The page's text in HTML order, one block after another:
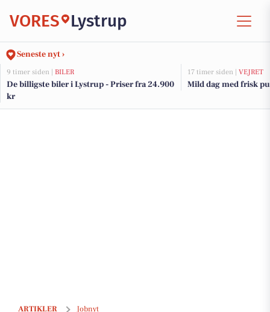
VORES Lystrup
Seneste nyt ›
9 timer siden | BILER
De billigste biler i Lystrup - Priser fra 24.900
kr
17 timer siden | VEJRET
Mild dag med frisk
ARTIKLER Jobnyt
Deltidsrengøringsassistent til Jydan Rengøringsservice, hver